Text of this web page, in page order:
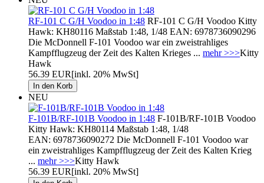
RF-101 C G/H Voodoo in 1:48 RF-101 C G/H Voodoo Kitty
Hawk: KH80116 Maßstab 1:48, 1/48 EAN: 6978736090296
Die McDonnell F-101 Voodoo war ein zweistrahliges
Kampfflugzeug der Zeit des Kalten Krieges ... mehr >>>Kitty
Hawk
56.39 EUR[inkl. 20% MwSt]
NEU
F-101B/RF-101B Voodoo in 1:48 F-101B/RF-101B Voodoo
Kitty Hawk: KH80114 Maßstab 1:48, 1/48
EAN: 6978736090272 Die McDonnell F-101 Voodoo war
ein zweistrahliges Kampfflugzeug der Zeit des Kalten Krieg
... mehr >>>Kitty Hawk
56.39 EUR[inkl. 20% MwSt]